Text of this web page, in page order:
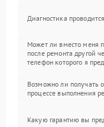
Диагностика
Может ли вместо меня
после ремонта другой
телефон которого я
Возможно ли получать
процессе выполнения
Какую гарантию вы